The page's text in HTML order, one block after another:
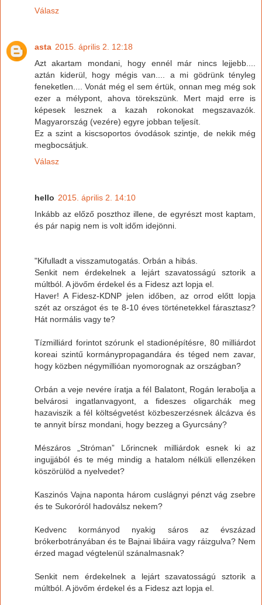
Válasz
asta 2015. április 2. 12:18
Azt akartam mondani, hogy ennél már nincs lejjebb....
aztán kiderül, hogy mégis van.... a mi gödrünk tényleg
feneketlen.... Vonát még el sem értük, onnan meg még sok
ezer a mélypont, ahova törekszünk. Mert majd erre is
képesek lesznek a kazah rokonokat megszavazók.
Magyarország (vezére) egyre jobban teljesít.
Ez a szint a kiscsoportos óvodások szintje, de nekik még
megbocsátjuk.
Válasz
hello 2015. április 2. 14:10
Inkább az előző poszthoz illene, de egyrészt most kaptam,
és pár napig nem is volt időm idejönni.
"Kifulladt a visszamutogatás. Orbán a hibás.
Senkit nem érdekelnek a lejárt szavatosságú sztorik a
múltból. A jövőm érdekel és a Fidesz azt lopja el.
Haver! A Fidesz-KDNP jelen időben, az orrod előtt lopja
szét az országot és te 8-10 éves történetekkel fárasztasz?
Hát normális vagy te?
Tízmilliárd forintot szórunk el stadionépítésre, 80 milliárdot
koreai szintű kormánypropagandára és téged nem zavar,
hogy közben négymillióan nyomorognak az országban?
Orbán a veje nevére íratja a fél Balatont, Rogán lerabolja a
belvárosi ingatlanvagyont, a fideszes oligarchák meg
hazaviszik a fél költségvetést közbeszerzésnek álcázva és
te annyit bírsz mondani, hogy bezzeg a Gyurcsány?
Mészáros „Stróman” Lőrincnek milliárdok esnek ki az
ingujjából és te még mindig a hatalom nélküli ellenzéken
köszörülöd a nyelvedet?
Kaszinós Vajna naponta három cuslágnyi pénzt vág zsebre
és te Sukoróról hadoválsz nekem?
Kedvenc kormányod nyakig sáros az évszázad
brókerbotrányában és te Bajnai libáira vagy ráizgulva? Nem
érzed magad végtelenül szánalmasnak?
Senkit nem érdekelnek a lejárt szavatosságú sztorik a
múltból. A jövőm érdekel és a Fidesz azt lopja el.